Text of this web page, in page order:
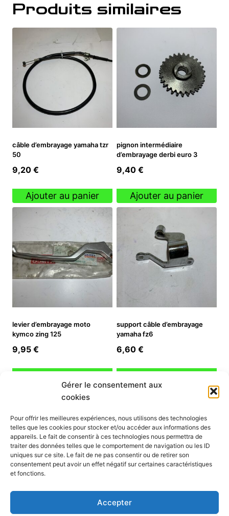
Gérer le consentement aux
cookies
Pour offrir les meilleures expériences, nous utilisons des technologies
telles que les cookies pour stocker et/ou accéder aux informations des
appareils. Le fait de consentir à ces technologies nous permettra de
traiter des données telles que le comportement de navigation ou les ID
uniques sur ce site. Le fait de ne pas consentir ou de retirer son
consentement peut avoir un effet négatif sur certaines caractéristiques
et fonctions.
Accepter
Produits similaires
câble d’embrayage yamaha tzr
50
9,20 €
Ajouter au panier
pignon intermédiaire
d’embrayage derbi euro 3
9,40 €
Ajouter au panier
levier d’embrayage moto
kymco zing 125
9,95 €
support câble d’embrayage
yamaha fz6
6,60 €
INFORMATION
Mon compte
Nous contacter
Mode paiement
Nos services
Politique de confidentialité
Politique de cookies (UE)